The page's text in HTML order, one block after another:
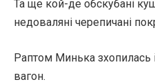
Та ще кой-де обскубані
недоваляні черепичані
Раптом Минька зхопилась
вагон.